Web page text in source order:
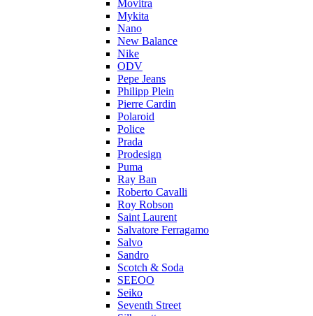
Movitra
Mykita
Nano
New Balance
Nike
ODV
Pepe Jeans
Philipp Plein
Pierre Cardin
Polaroid
Police
Prada
Prodesign
Puma
Ray Ban
Roberto Cavalli
Roy Robson
Saint Laurent
Salvatore Ferragamo
Salvo
Sandro
Scotch & Soda
SEEOO
Seiko
Seventh Street